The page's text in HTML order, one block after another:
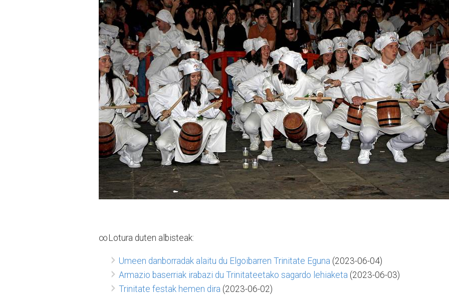
∞Lotura duten albisteak:
Umeen danborradak alaitu du Elgoibarren Trinitate Eguna (2023-06-04)
Armazio baserriak irabazi du Trinitateetako sagardo lehiaketa (2023-06-03)
Trinitate festak hemen dira (2023-06-02)